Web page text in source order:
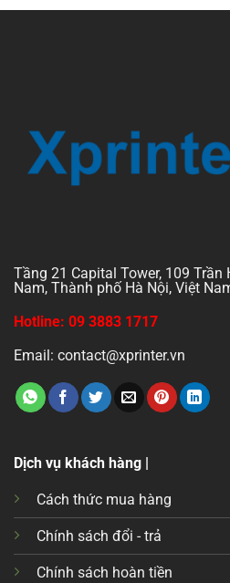
5
Tầng 21 Capital Tower, 109
Nam, Thành phố Hà Nội, Việt
Hotline: 09 3883 1717
Email: contact@xprinter.vn
Dịch vụ khách hàng |
Cách thức mua hàng
Chính sách đổi - trả
Chính sách hoàn tiền